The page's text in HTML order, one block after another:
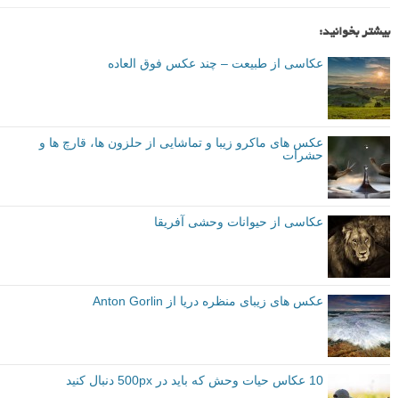
بیشتر بخوانید:
عکاسی از طبیعت – چند عکس فوق العاده
عکس های ماکرو زیبا و تماشایی از حلزون ها، قارچ ها و
حشرات
عکاسی از حیوانات وحشی آفریقا
عکس های زیبای منظره دریا از Anton Gorlin
10 عکاس حیات وحش که باید در 500px دنبال کنید